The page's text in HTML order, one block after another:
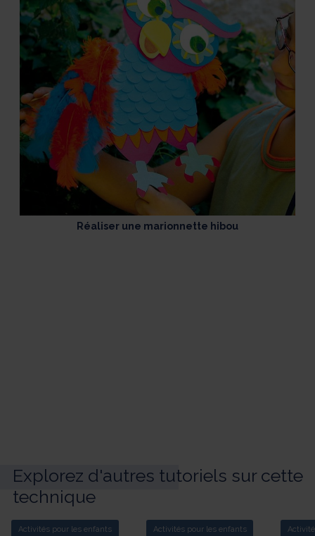
Réaliser une marionnette hibou
Explorez d'autres tutoriels sur cette
technique
Activités pour les enfants Activités pour les enfants